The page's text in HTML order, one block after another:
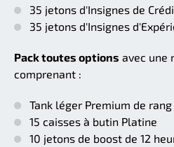
35 jetons d'Insignes de
35 jetons d'Insignes
Pack toutes options avec une
comprenant :
Tank léger Premium de
15 caisses à butin Platine
10 jetons de boost de 12